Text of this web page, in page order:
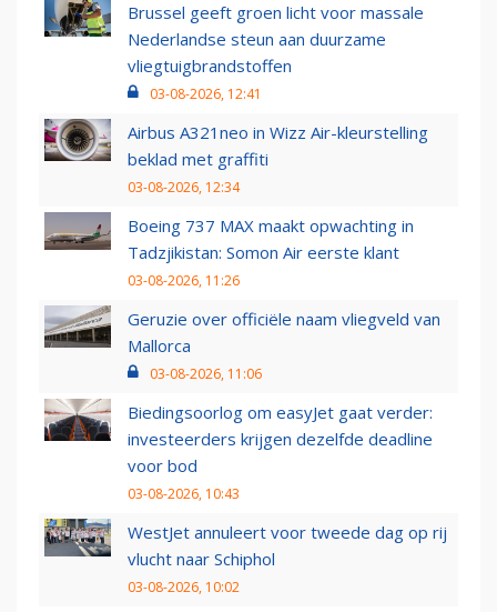
Brussel geeft groen licht voor massale
Nederlandse steun aan duurzame
vliegtuigbrandstoffen
03-08-2026, 12:41
Airbus A321neo in Wizz Air-kleurstelling
beklad met graffiti
03-08-2026, 12:34
Boeing 737 MAX maakt opwachting in
Tadzjikistan: Somon Air eerste klant
03-08-2026, 11:26
Geruzie over officiële naam vliegveld van
Mallorca
03-08-2026, 11:06
Biedingsoorlog om easyJet gaat verder:
investeerders krijgen dezelfde deadline
voor bod
03-08-2026, 10:43
WestJet annuleert voor tweede dag op rij
vlucht naar Schiphol
03-08-2026, 10:02